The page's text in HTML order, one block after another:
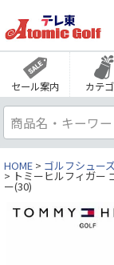
セール案内 カテ
HOME ゴルフシュー
トミーヒルフィガー
ー(30)